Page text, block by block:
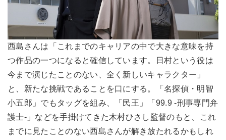
西島さんは「これまでのキャリアの中で大きな意味を持
つ作品の一つになると確信しています。日村という役は
今まで演じたことのない、全く新しいキャラクター」
と、新たな挑戦であることを口にする。「名探偵・明智
小五郎」でもタッグを組み、「民王」「99.9 -刑事専門弁
護士-」などを手掛けてきた木村ひさし監督のもと、これ
までに見たことのない西島さんが解き放たれるかもしれ